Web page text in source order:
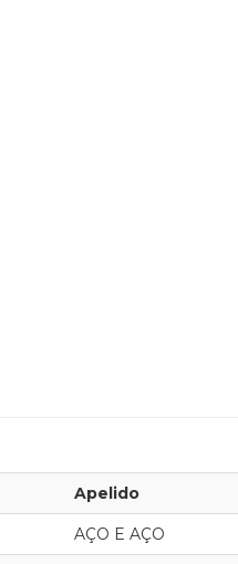
Apelido
AÇO E AÇO